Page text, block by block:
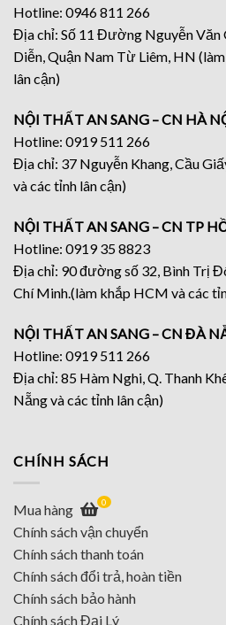
Hotline: 0946 811 266
Địa chỉ: Số 11 Đường Nguyễn Văn
Diễn, Quận Nam Từ Liêm, HN
lân cận)
NỘI THẤT AN SANG – CN HÀ
Hotline: 0919 511 266
Địa chỉ: 37 Nguyễn Khang, Cầu
và các tỉnh lân cận)
NỘI THẤT AN SANG – CN TP
Hotline: 0919 35 8823
Địa chỉ: 90 đường số 32, Bình Trị
Chí Minh.(làm khắp HCM và các
NỘI THẤT AN SANG – CN ĐÀ
Hotline: 0919 511 266
Địa chỉ: 85 Hàm Nghi, Q. Thanh
Nẵng và các tỉnh lân cận)
CHÍNH SÁCH
Mua hàng 0
Chính sách vận chuyển
Chính sách thanh toán
Chính sách đổi trả, hoàn tiền
Chính sách bảo hành
Chính sách Đại Lý